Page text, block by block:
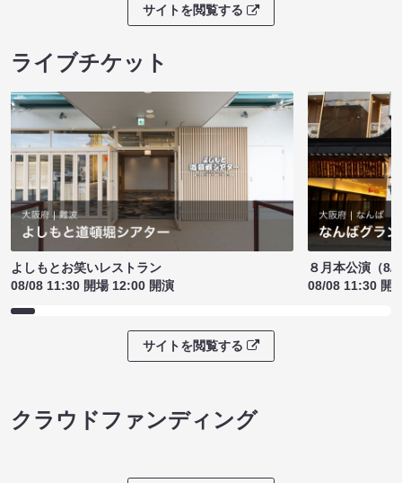
サイトを閲覧する
ライブチケット
よしもとお笑いレストラン
08/08 11:30 開場 12:00 開演
８月本公演（8/
08/08 11:30 開
サイトを閲覧する
クラウドファンディング